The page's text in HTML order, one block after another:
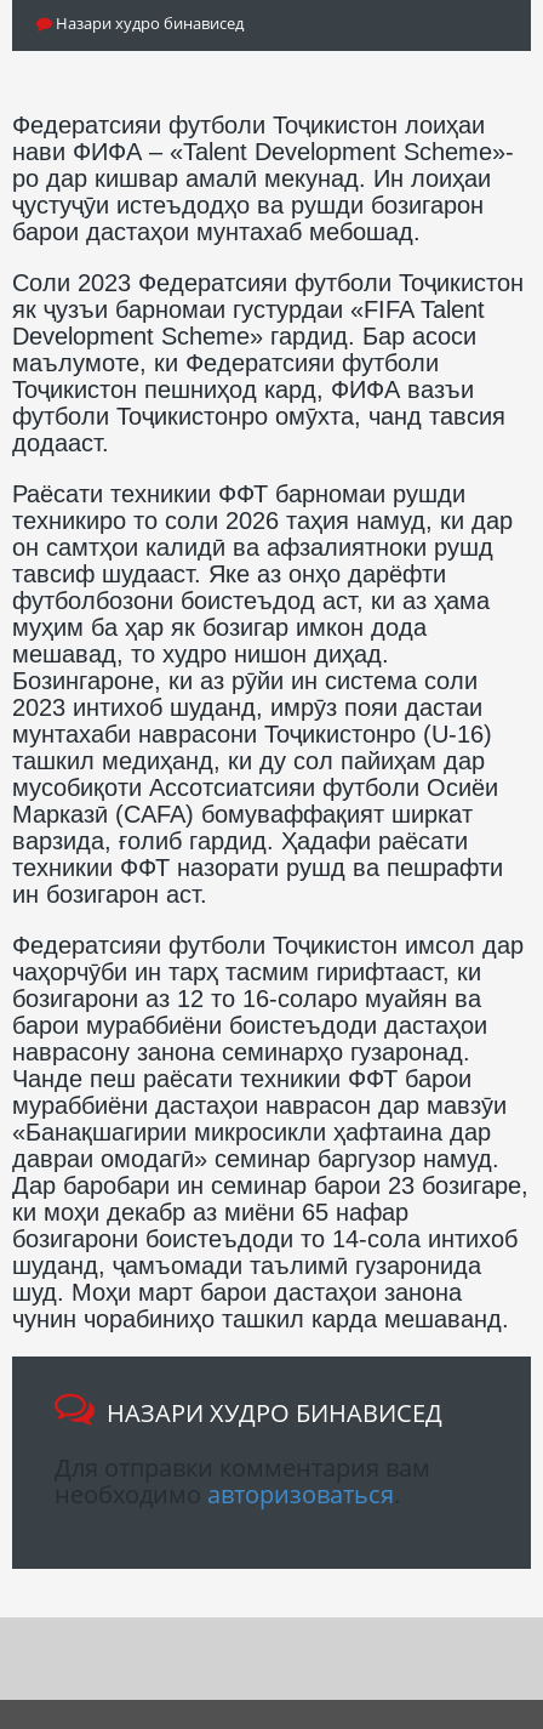
Назари худро бинависед
Федератсияи футболи Тоҷикистон лоиҳаи
нави ФИФА – «Talent Development Scheme»-
ро дар кишвар амалӣ мекунад. Ин лоиҳаи
ҷустуҷӯи истеъдодҳо ва рушди бозигарон
барои дастаҳои мунтахаб мебошад.
Соли 2023 Федератсияи футболи Тоҷикистон
як ҷузъи барномаи густурдаи «FIFA Talent
Development Scheme» гардид. Бар асоси
маълумоте, ки Федератсияи футболи
Тоҷикистон пешниҳод кард, ФИФА вазъи
футболи Тоҷикистонро омӯхта, чанд тавсия
додааст.
Раёсати техникии ФФТ барномаи рушди
техникиро то соли 2026 таҳия намуд, ки дар
он самтҳои калидӣ ва афзалиятноки рушд
тавсиф шудааст. Яке аз онҳо дарёфти
футболбозони боистеъдод аст, ки аз ҳама
муҳим ба ҳар як бозигар имкон дода
мешавад, то худро нишон диҳад.
Бозингароне, ки аз рӯйи ин система соли
2023 интихоб шуданд, имрӯз пояи дастаи
мунтахаби наврасони Тоҷикистонро (U-16)
ташкил медиҳанд, ки ду сол пайиҳам дар
мусобиқоти Ассотсиатсияи футболи Осиёи
Марказӣ (CAFA) бомуваффақият ширкат
варзида, ғолиб гардид. Ҳадафи раёсати
техникии ФФТ назорати рушд ва пешрафти
ин бозигарон аст.
Федератсияи футболи Тоҷикистон имсол дар
чаҳорчӯби ин тарҳ тасмим гирифтааст, ки
бозигарони аз 12 то 16-соларо муайян ва
барои мураббиёни боистеъдоди дастаҳои
наврасону занона семинарҳо гузаронад.
Чанде пеш раёсати техникии ФФТ барои
мураббиёни дастаҳои наврасон дар мавзӯи
«Банақшагирии микросикли ҳафтаина дар
давраи омодагӣ» семинар баргузор намуд.
Дар баробари ин семинар барои 23 бозигаре,
ки моҳи декабр аз миёни 65 нафар
бозигарони боистеъдоди то 14-сола интихоб
шуданд, ҷамъомади таълимӣ гузаронида
шуд. Моҳи март барои дастаҳои занона
чунин чорабиниҳо ташкил карда мешаванд.
НАЗАРИ ХУДРО БИНАВИСЕД
авторизоваться